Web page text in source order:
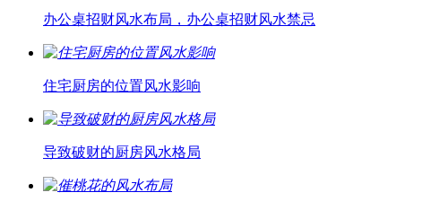
办公桌招财风水布局，办公桌招财风水禁忌
住宅厨房的位置风水影响
导致破财的厨房风水格局